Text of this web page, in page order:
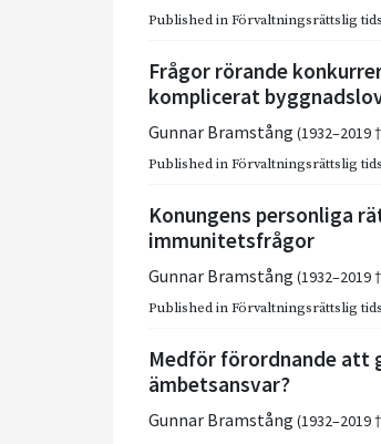
Published inFörvaltningsrättslig
Frågor rörande
komplicerat
Gunnar Bramstång (1932–2019
Published inFörvaltningsrättslig
Konungens personliga
immunitetsfrågor
Gunnar Bramstång (1932–2019
Published inFörvaltningsrättslig
Medför förordnande att
ämbetsansvar?
Gunnar Bramstång (1932–2019